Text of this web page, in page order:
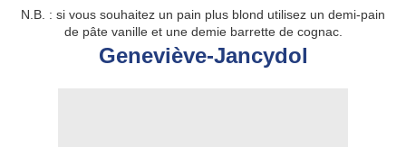
N.B. : si vous souhaitez un pain plus blond utilisez un demi-pain
de pâte vanille et une demie barrette de cognac.
Geneviève-Jancydol